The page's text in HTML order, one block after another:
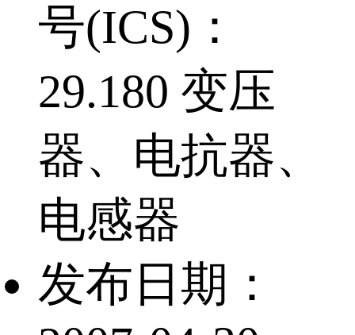
号(ICS)：
29.180 变压
器、电抗器、
电感器
发布日期：